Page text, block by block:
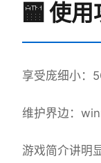
🏧 使用
享受庞细小：
维护界边：
游戏简介讲明